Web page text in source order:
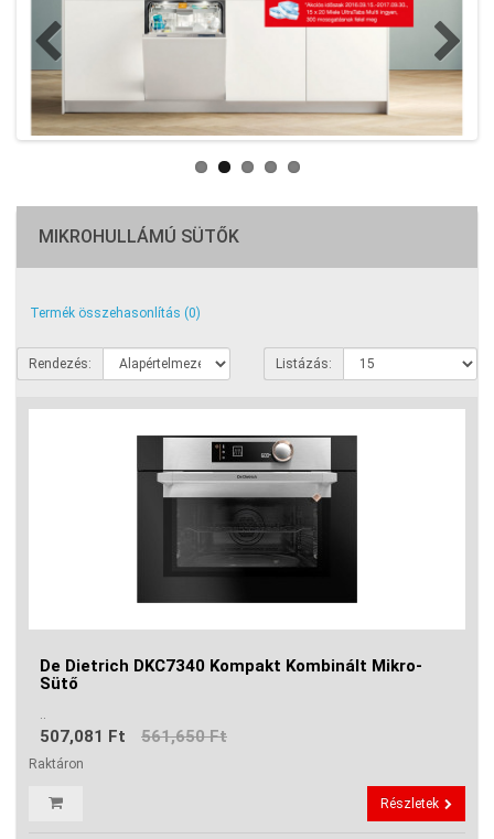
MIKROHULLÁMÚ SÜTŐK
Termék összehasonlítás (0)
Rendezés: Listázás:
De Dietrich DKC7340 Kompakt Kombinált Mikro-
Sütő
..
507,081 Ft 561,650 Ft
Raktáron
Részletek